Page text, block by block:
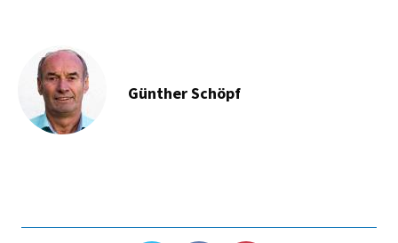
Günther Schöpf